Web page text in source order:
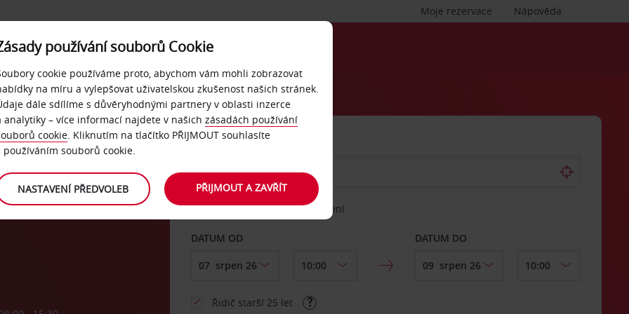
Nápověda
Moje rezervace
NAŠE SLUŽBY FIREMNÍ ZÁKAZNÍCI
Vyberte si jiné místo vrácení
DATUM OD DATUM DO
Řidič starší 25 let
používání souborů Cookie
cookie používáme proto, abychom vám mohli zobrazovat
na míru a vylepšovat uživatelskou zkušenost našich stránek.
dále sdílíme s důvěryhodnými partnery v oblasti inzerce
analytiky – více informací najdete v našich zásadách používání
cookie. Kliknutím na tlačítko PŘIJMOUT souhlasíte
používáním souborů cookie.
NASTAVENÍ PŘEDVOLEB PŘIJMOUT A ZAVŘÍT